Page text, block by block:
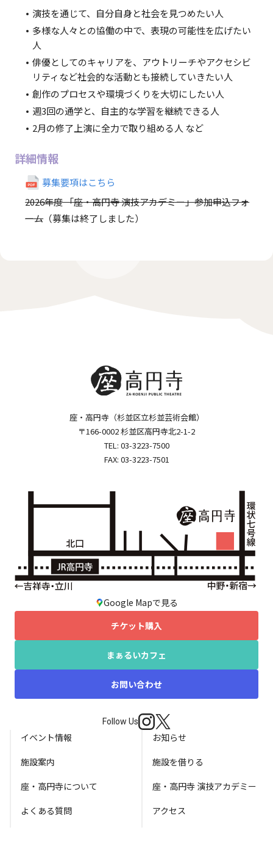
演技を通じて、自分自身と社会を見つめたい人
多様な人々との協働の中で、表現の可能性を広げたい
人
俳優としてのキャリアを、アウトリーチやアクセシビ
リティなど社会的な活動とも接続していきたい人
創作のプロセスや環境づくりを大切にしたい人
週3回の通学と、自主的な学習を継続できる人
2月の修了上演に全力で取り組める人 など
詳細情報
募集要項はこちら
2026年度 「座・高円寺 演技アカデミー」参加申込フォ
ーム（募集は終了しました）
座・高円寺（杉並区立杉並芸術会館）
〒166-0002 杉並区高円寺北2-1-2
TEL: 03-3223-7500
FAX: 03-3223-7501
Google Mapで見る
イベント情報
お知らせ
施設案内
施設を借りる
座・高円寺について
座・高円寺 演技アカデミー
よくある質問
アクセス
チケット購入
まぁるいカフェ
お問い合わせ
Follow Us